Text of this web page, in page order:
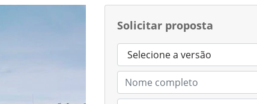
Solicitar proposta